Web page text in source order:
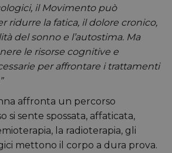
il Movimento può
ridurre la fatica, il dolore cronico,
del sonno e l’autostima. Ma
le risorse cognitive e
per affrontare i trattamenti
affronta un percorso
si sente spossata, affaticata,
la radioterapia, gli
mettono il corpo a dura prova.